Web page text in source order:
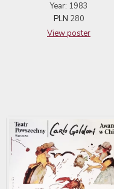
Year: 1983
PLN 280
View poster